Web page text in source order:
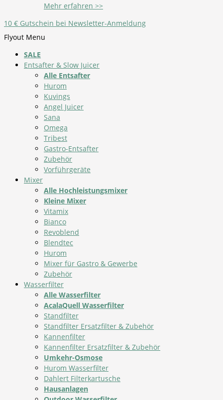
Mehr erfahren >>
10 € Gutschein bei Newsletter-Anmeldung
Flyout Menu
SALE
Entsafter & Slow Juicer
Alle Entsafter
Hurom
Kuvings
Angel Juicer
Sana
Omega
Tribest
Gastro-Entsafter
Zubehör
Vorführgeräte
Mixer
Alle Hochleistungsmixer
Kleine Mixer
Vitamix
Bianco
Revoblend
Blendtec
Hurom
Mixer für Gastro & Gewerbe
Zubehör
Wasserfilter
Alle Wasserfilter
AcalaQuell Wasserfilter
Standfilter
Standfilter Ersatzfilter & Zubehör
Kannenfilter
Kannenfilter Ersatzfilter & Zubehör
Umkehr-Osmose
Hurom Wasserfilter
Dahlert Filterkartusche
Hausanlagen